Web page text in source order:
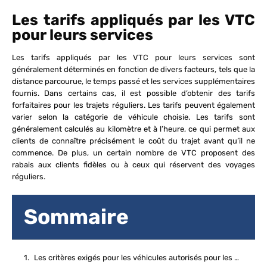
Les tarifs appliqués par les VTC
pour leurs services
Les tarifs appliqués par les VTC pour leurs services sont
généralement déterminés en fonction de divers facteurs, tels que la
distance parcourue, le temps passé et les services supplémentaires
fournis. Dans certains cas, il est possible d’obtenir des tarifs
forfaitaires pour les trajets réguliers. Les tarifs peuvent également
varier selon la catégorie de véhicule choisie. Les tarifs sont
généralement calculés au kilomètre et à l’heure, ce qui permet aux
clients de connaître précisément le coût du trajet avant qu’il ne
commence. De plus, un certain nombre de VTC proposent des
rabais aux clients fidèles ou à ceux qui réservent des voyages
réguliers.
Sommaire
Les critères exigés pour les véhicules autorisés pour les VTC